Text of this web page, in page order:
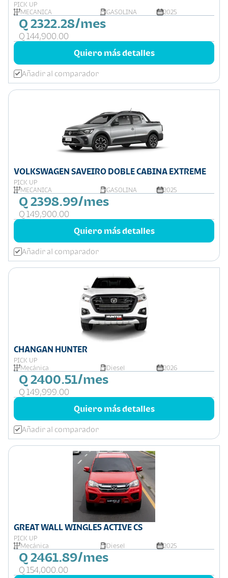
PICK UP
MECÁNICA
GASOLINA 2025
Q 2322.28/mes
Q 144,900.00
Quiero más detalles
Añadir al comparador
VOLKSWAGEN SAVEIRO DOBLE CABINA EXTREME
PICK UP
MECÁNICA
GASOLINA 2025
Q 2398.99/mes
Q 149,900.00
Quiero más detalles
Añadir al comparador
CHANGAN HUNTER
PICK UP
Mecánica
Diesel 2026
Q 2400.51/mes
Q 149,999.00
Quiero más detalles
Añadir al comparador
GREAT WALL WINGLE5 ACTIVE CS
PICK UP
Mecánica
Diesel 2025
Q 2461.89/mes
Q 154,000.00